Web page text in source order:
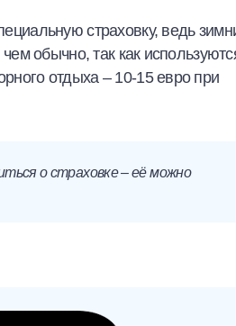
страховку, ведь
обычно, так как
отдыха – 10-15 евро при
о страховке – её можно